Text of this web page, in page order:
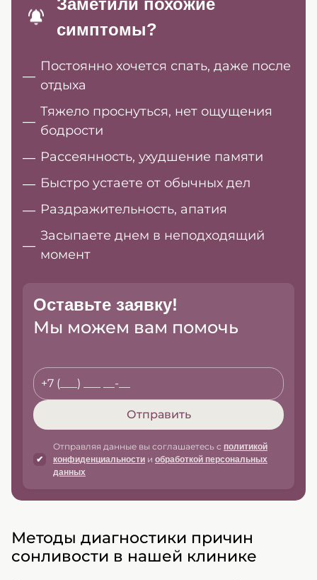
Заметили похожие
симптомы?
Постоянно хочется спать, даже после
отдыха
Тяжело проснуться, нет ощущения
бодрости
Рассеянность, ухудшение памяти
Быстро устаете от обычных дел
Раздражительность, апатия
Засыпаете днем в неподходящий
момент
Оставьте заявку!
Мы можем вам помочь
Отправить
Отправляя данные вы соглашаетесь c политикой
конфиденциальности и обработкой персональных
данных
Методы диагностики причин
сонливости в нашей клинике